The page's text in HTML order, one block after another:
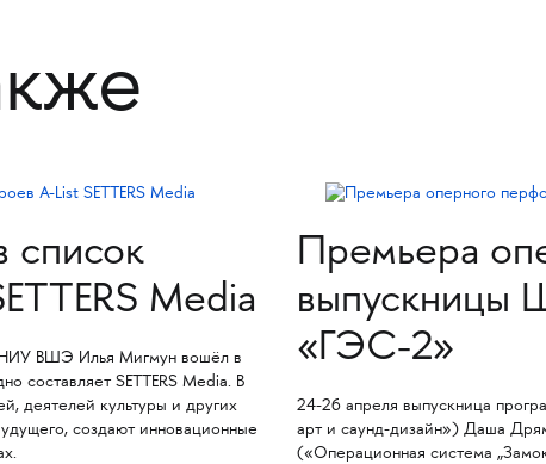
список
Media
НИУ ВШЭ Илья Мигмун вошёл в
составляет SETTERS Media. В
деятелей культуры и других
создают инновационные
Премьера
выпускницы
«ГЭС-2»
24-26 апреля выпускница
арт и саунд-дизайн») Даша
(«Операционная система